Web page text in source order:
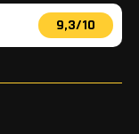
9,3/10